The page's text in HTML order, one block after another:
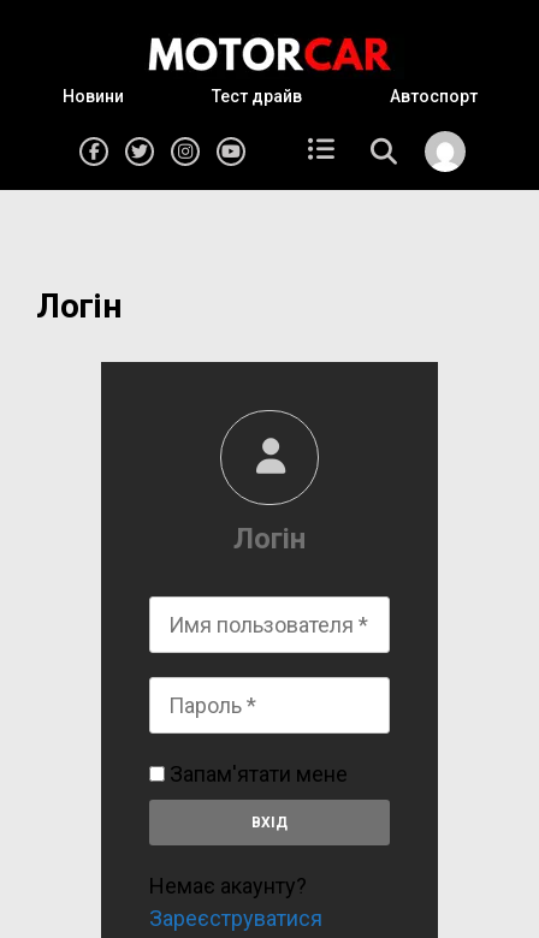
Новини Тест драйв Автоспорт
Логін
Логін
Запам'ятати мене
Немає акаунту?
Зареєструватися